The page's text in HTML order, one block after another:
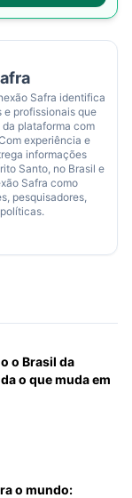
o Brasil da
o que muda em
o mundo:
Safra identifica
e profissionais que
plataforma com
experiência e
informações
Santo, no Brasil e
Safra como
pesquisadores,